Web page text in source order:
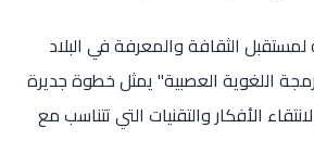
الثقافة والمعرفة في البلاد
اللغوية العصبية" يمثل خطوة جديرة
الأفكار والتقنيات التي تتناسب مع